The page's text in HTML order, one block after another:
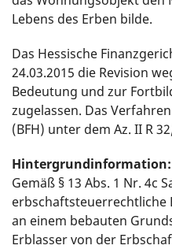
Lebens des Erben bilde.
Das Hessische
24.03.2015 die Revision
Bedeutung und zur
zugelassen. Das
(BFH) unter dem Az. II R
Hintergrundinformation:
Gemäß § 13 Abs. 1 Nr. 4c
erbschaftsteuerrechtliche
an einem bebauten
Erblasser von der